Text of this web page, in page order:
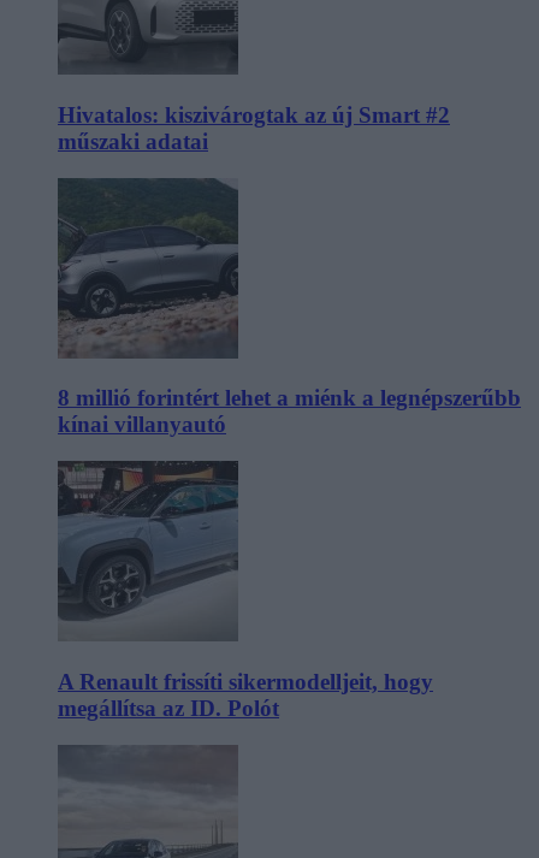
Hivatalos: kiszivárogtak az új Smart #2
műszaki adatai
8 millió forintért lehet a miénk a legnépszerűbb
kínai villanyautó
A Renault frissíti sikermodelljeit, hogy
megállítsa az ID. Polót